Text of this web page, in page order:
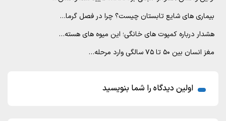
بیماری های شایع تابستان چیست؟ چرا در فصل گرما…
هشدار درباره کمپوت های خانگی؛ این میوه های هسته…
مغز انسان بین ۵۰ تا ۷۵ سالگی وارد مرحله…
اولین دیدگاه را شما بنویسید